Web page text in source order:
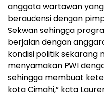
anggota wartawan
beraudensi dengan
Sekwan sehingga
berjalan dengan
kondisi politik sekarang
menyamakan PWI
sehingga membuat
kota Cimahi,” kata